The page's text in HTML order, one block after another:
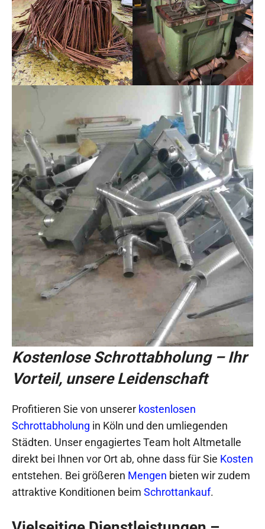
Kostenlose Schrottabholung – Ihr
Vorteil, unsere Leidenschaft
Profitieren Sie von unserer kostenlosen
Schrottabholung in Köln und den umliegenden
Städten. Unser engagiertes Team holt Altmetalle
direkt bei Ihnen vor Ort ab, ohne dass für Sie Kosten
entstehen. Bei größeren Mengen bieten wir zudem
attraktive Konditionen beim Schrottankauf.